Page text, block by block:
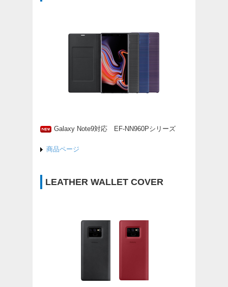
Galaxy Note9対応 EF-NN960Pシリーズ
商品ページ
LEATHER WALLET COVER